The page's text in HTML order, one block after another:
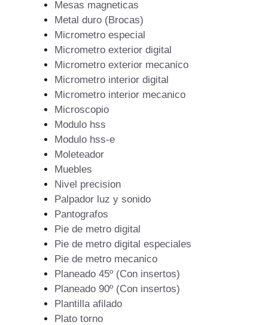
Mesas magneticas
Metal duro (Brocas)
Micrometro especial
Micrometro exterior digital
Micrometro exterior mecanico
Micrometro interior digital
Micrometro interior mecanico
Microscopio
Modulo hss
Modulo hss-e
Moleteador
Muebles
Nivel precision
Palpador luz y sonido
Pantografos
Pie de metro digital
Pie de metro digital especiales
Pie de metro mecanico
Planeado 45º (Con insertos)
Planeado 90º (Con insertos)
Plantilla afilado
Plato torno